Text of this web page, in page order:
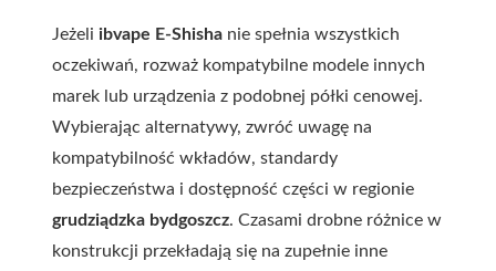
Jeżeli ibvape E-Shisha nie spełnia wszystkich
oczekiwań, rozważ kompatybilne modele innych
marek lub urządzenia z podobnej półki cenowej.
Wybierając alternatywy, zwróć uwagę na
kompatybilność wkładów, standardy
bezpieczeństwa i dostępność części w regionie
grudziądzka bydgoszcz. Czasami drobne różnice w
konstrukcji przekładają się na zupełnie inne